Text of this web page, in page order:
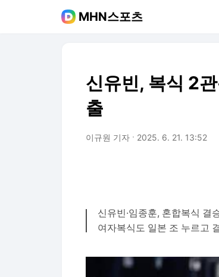
MHN스포츠
신유빈, 복식 2
출
이규원 기자 2025. 6. 21. 13:52
신유빈·임종훈, 혼합복식
여자복식도 일본 조 누르고